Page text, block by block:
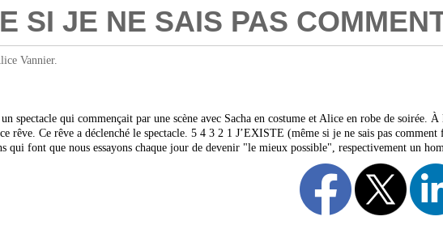
SI JE NE SAIS PAS
Vannier.
qui commençait par une scène avec Sacha en costume et Alice en robe de soirée.
rêve. Ce rêve a déclenché le spectacle. 5 4 3 2 1 J’EXISTE (même si je ne sais pas
qui font que nous essayons chaque jour de devenir "le mieux possible", respectivement un